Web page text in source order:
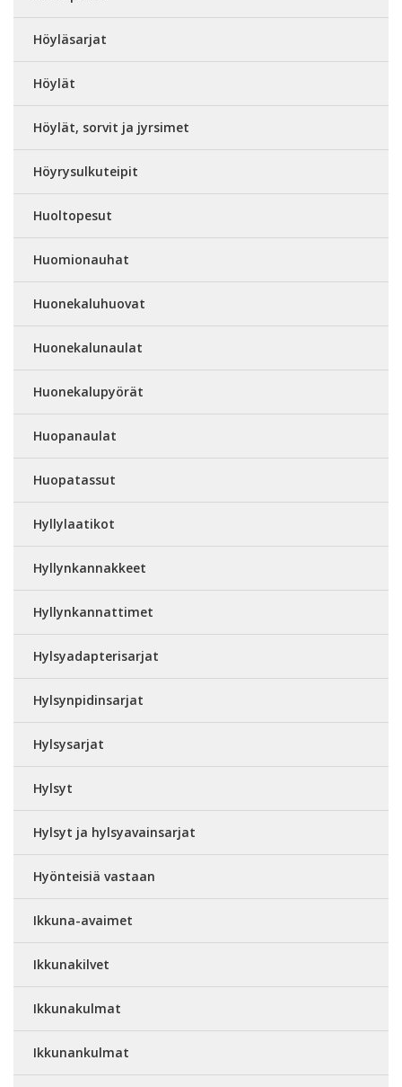
Höyläsarjat
Höylät
Höylät, sorvit ja jyrsimet
Höyrysulkuteipit
Huoltopesut
Huomionauhat
Huonekaluhuovat
Huonekalunaulat
Huonekalupyörät
Huopanaulat
Huopatassut
Hyllylaatikot
Hyllynkannakkeet
Hyllynkannattimet
Hylsyadapterisarjat
Hylsynpidinsarjat
Hylsysarjat
Hylsyt
Hylsyt ja hylsyavainsarjat
Hyönteisiä vastaan
Ikkuna-avaimet
Ikkunakilvet
Ikkunakulmat
Ikkunankulmat